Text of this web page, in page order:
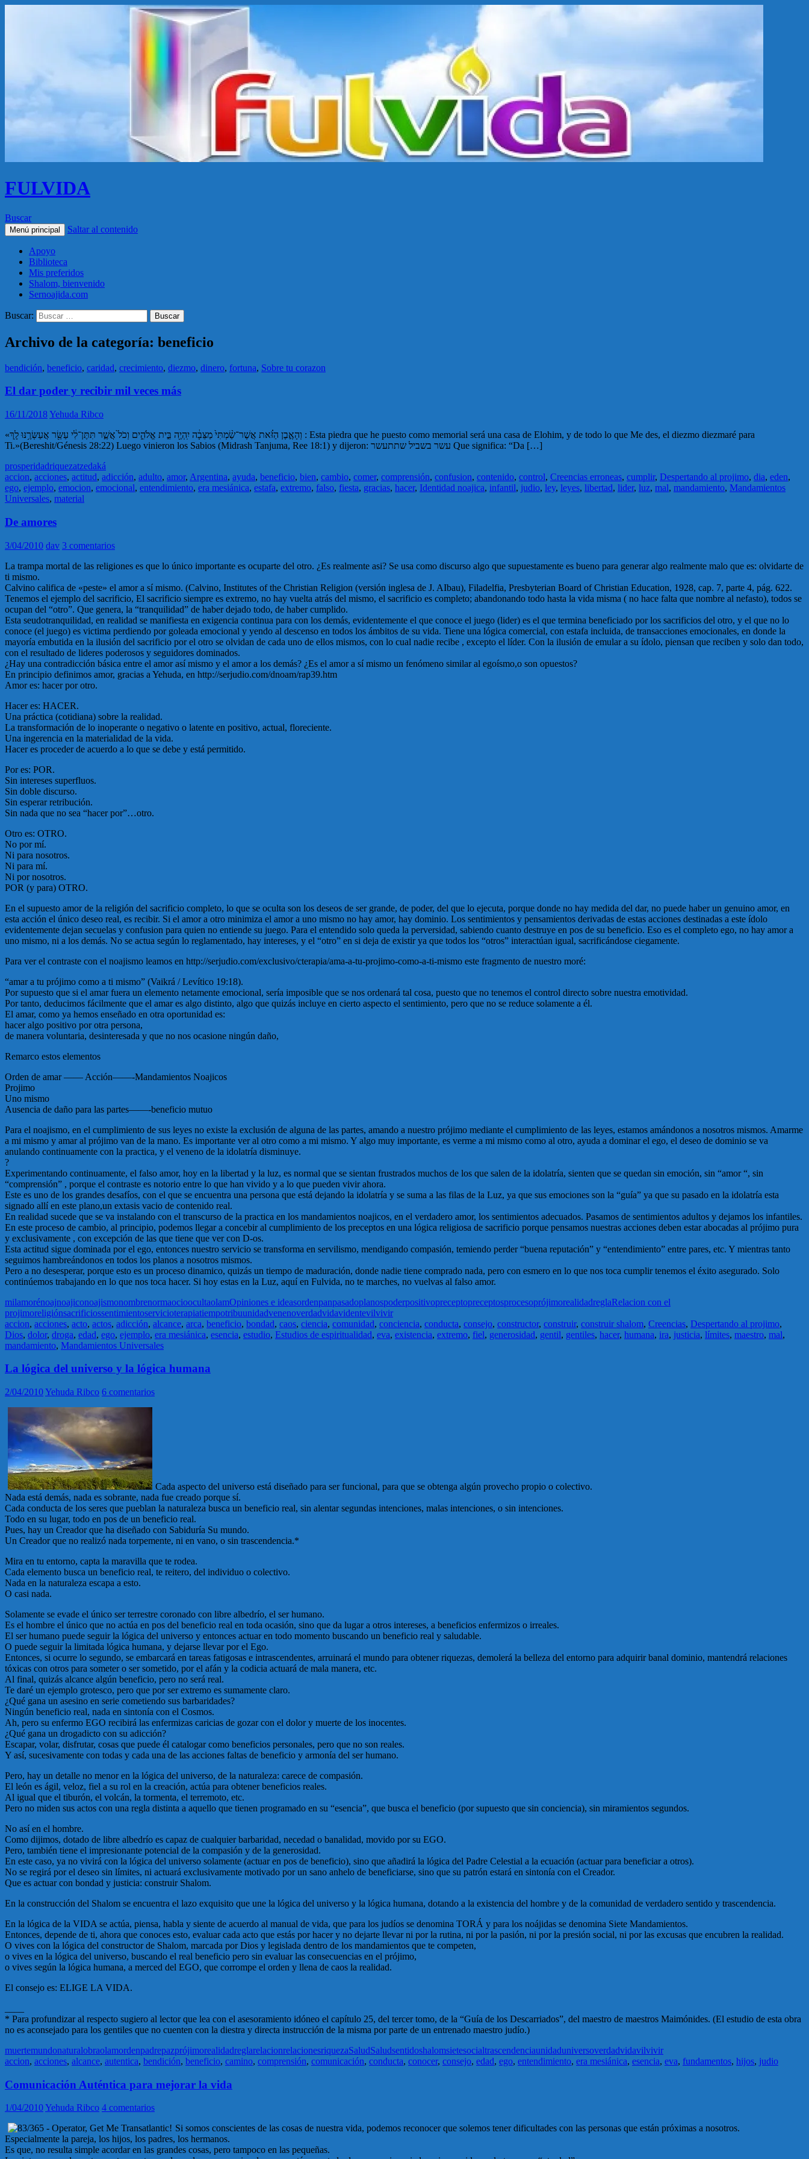
FULVIDA
Buscar
Menú principal Saltar al contenido
Apoyo
Biblioteca
Mis preferidos
Shalom, bienvenido
Sernoajida.com
Buscar:
Archivo de la categoría: beneficio
bendición, beneficio, caridad, crecimiento, diezmo, dinero, fortuna, Sobre tu corazon
El dar poder y recibir mil veces más
16/11/2018Yehuda Ribco
«וְהָאֶ֣בֶן הַזֹּ֗את אֲשֶׁר־שַׂ֨מְתִּי֙ מַצֵּבָ֔ה יִֽהְיֶ֖ה בֵּ֣ית אֱלֹהִ֑ים וְכֹל֙ אֲשֶׁ֣ר תִּתֶּן־לִ֔י עַשֵּׂ֖ר אֲעַשְּׂרֶ֥נּוּ לָֽךְ : Esta piedra que he puesto como memorial será una casa de Elohim, y de todo lo que Me des, el diezmo diezmaré para
Ti.»(Bereshit/Génesis 28:22) Luego vinieron los Sabios (Midrash Tanjuma, Ree 18:1) y dijeron: עשר בשביל שתתעשר Que significa: “Da […]
prosperidadriquezatzedaká
accion, acciones, actitud, adicción, adulto, amor, Argentina, ayuda, beneficio, bien, cambio, comer, comprensión, confusion, contenido, control, Creencias erroneas, cumplir, Despertando al projimo, dia, eden,
ego, ejemplo, emocion, emocional, entendimiento, era mesiánica, estafa, extremo, falso, fiesta, gracias, hacer, Identidad noajica, infantil, judio, ley, leyes, libertad, lider, luz, mal, mandamiento, Mandamientos
Universales, material
De amores
3/04/2010 dav 3 comentarios
La trampa mortal de las religiones es que lo único importante es ocuparte del otro. ¿Es realmente asi? Se usa como discurso algo que supuestamente es bueno para generar algo realmente malo que es: olvidarte de
ti mismo.
Calvino califica de «peste» el amor a sí mismo. (Calvino, Institutes of the Christian Religion (versión inglesa de J. AIbau), Filadelfia, Presbyterian Board of Christian Education, 1928, cap. 7, parte 4, pág. 622.
Tenemos el ejemplo del sacrificio, El sacrificio siempre es extremo, no hay vuelta atrás del mismo, el sacrificio es completo; abandonando todo hasta la vida misma ( no hace falta que nombre al nefasto), todos se
ocupan del “otro”. Que genera, la “tranquilidad” de haber dejado todo, de haber cumplido.
Esta seudotranquilidad, en realidad se manifiesta en exigencia continua para con los demás, evidentemente el que conoce el juego (lider) es el que termina beneficiado por los sacrificios del otro, y el que no lo
conoce (el juego) es victima perdiendo por goleada emocional y yendo al descenso en todos los ámbitos de su vida. Tiene una lógica comercial, con estafa incluida, de transacciones emocionales, en donde la
mayoría embutida en la ilusión del sacrificio por el otro se olvidan de cada uno de ellos mismos, con lo cual nadie recibe , excepto el líder. Con la ilusión de emular a su ídolo, piensan que reciben y solo dan todo,
con el resultado de lideres poderosos y seguidores dominados.
¿Hay una contradicción básica entre el amor así mismo y el amor a los demás? ¿Es el amor a sí mismo un fenómeno similar al egoísmo,o son opuestos?
En principio definimos amor, gracias a Yehuda, en http://serjudio.com/dnoam/rap39.htm
Amor es: hacer por otro.
Hacer es: HACER.
Una práctica (cotidiana) sobre la realidad.
La transformación de lo inoperante o negativo o latente en positivo, actual, floreciente.
Una ingerencia en la materialidad de la vida.
Hacer es proceder de acuerdo a lo que se debe y está permitido.
Por es: POR.
Sin intereses superfluos.
Sin doble discurso.
Sin esperar retribución.
Sin nada que no sea “hacer por”…otro.
Otro es: OTRO.
No por mí.
Ni para nosotros.
Ni para mí.
Ni por nosotros.
POR (y para) OTRO.
En el supuesto amor de la religión del sacrificio completo, lo que se oculta son los deseos de ser grande, de poder, del que lo ejecuta, porque donde no hay medida del dar, no puede haber un genuino amor, en
esta acción el único deseo real, es recibir. Si el amor a otro minimiza el amor a uno mismo no hay amor, hay dominio. Los sentimientos y pensamientos derivadas de estas acciones destinadas a este ídolo
evidentemente dejan secuelas y confusion para quien no entiende su juego. Para el entendido solo queda la perversidad, sabiendo cuanto destruye en pos de su beneficio. Eso es el completo ego, no hay amor a
uno mismo, ni a los demás. No se actua según lo reglamentado, hay intereses, y el “otro” en si deja de existir ya que todos los “otros” interactúan igual, sacrificándose ciegamente.
Para ver el contraste con el noajismo leamos en http://serjudio.com/exclusivo/cterapia/ama-a-tu-projimo-como-a-ti-mismo este fragmento de nuestro moré:
“amar a tu prójimo como a ti mismo” (Vaikrá / Levítico 19:18).
Por supuesto que si el amar fuera un elemento netamente emocional, sería imposible que se nos ordenará tal cosa, puesto que no tenemos el control directo sobre nuestra emotividad.
Por tanto, deducimos fácilmente que el amar es algo distinto, algo que quizás incluye en cierto aspecto el sentimiento, pero que no se reduce solamente a él.
El amar, como ya hemos enseñado en otra oportunidad es:
hacer algo positivo por otra persona,
de manera voluntaria, desinteresada y que no nos ocasione ningún daño,
Remarco estos elementos
Orden de amar —— Acción——-Mandamientos Noajicos
Projimo
Uno mismo
Ausencia de daño para las partes——-beneficio mutuo
Para el noajismo, en el cumplimiento de sus leyes no existe la exclusión de alguna de las partes, amando a nuestro prójimo mediante el cumplimiento de las leyes, estamos amándonos a nosotros mismos. Amarme
a mi mismo y amar al prójimo van de la mano. Es importante ver al otro como a mi mismo. Y algo muy importante, es verme a mi mismo como al otro, ayuda a dominar el ego, el deseo de dominio se va
anulando continuamente con la practica, y el veneno de la idolatría disminuye.
?
Experimentando continuamente, el falso amor, hoy en la libertad y la luz, es normal que se sientan frustrados muchos de los que salen de la idolatría, sienten que se quedan sin emoción, sin “amor “, sin
“comprensión” , porque el contraste es notorio entre lo que han vivido y a lo que pueden vivir ahora.
Este es uno de los grandes desafíos, con el que se encuentra una persona que está dejando la idolatría y se suma a las filas de la Luz, ya que sus emociones son la “guía” ya que su pasado en la idolatría esta
signado allí en este plano,un extasis vacio de contenido real.
En realidad sucede que se va instalando con el transcurso de la practica en los mandamientos noajicos, en el verdadero amor, los sentimientos adecuados. Pasamos de sentimientos adultos y dejamos los infantiles.
En este proceso de cambio, al principio, podemos llegar a concebir al cumplimiento de los preceptos en una lógica religiosa de sacrificio porque pensamos nuestras acciones deben estar abocadas al prójimo pura
y exclusivamente , con excepción de las que tiene que ver con D-os.
Esta actitud sigue dominada por el ego, entonces nuestro servicio se transforma en servilismo, mendigando compasión, temiendo perder “buena reputación” y “entendimiento” entre pares, etc. Y mientras tanto
seguimos hambreándonos en todos los planos a nosotros mismos.
Pero a no desesperar, porque esto es un proceso dinamico, quizás un tiempo de maduración, donde nadie tiene comprado nada, pero con esmero en lo que nos toca cumplir tenemos el éxito asegurado. Solo
continúemos trabajando en lo que nos toca hacer. Si hoy estas en la Luz, aquí en Fulvida, no te marches, no vuelvas al falso amor.
milamorénoajnoajiconoajismonombrenormaocioocultaolamOpiniones e ideasordenpanpasadoplanospoderpositivopreceptopreceptosprocesoprójimorealidadreglaRelacion con el
projimoreligiónsacrificiossentimientoservicioterapiatiempotribuunidadvenenoverdadvidavidentevilvivir
accion, acciones, acto, actos, adicción, alcance, arca, beneficio, bondad, caos, ciencia, comunidad, conciencia, conducta, consejo, constructor, construir, construir shalom, Creencias, Despertando al projimo,
Dios, dolor, droga, edad, ego, ejemplo, era mesiánica, esencia, estudio, Estudios de espiritualidad, eva, existencia, extremo, fiel, generosidad, gentil, gentiles, hacer, humana, ira, justicia, límites, maestro, mal,
mandamiento, Mandamientos Universales
La lógica del universo y la lógica humana
2/04/2010Yehuda Ribco 6 comentarios
Cada aspecto del universo está diseñado para ser funcional, para que se obtenga algún provecho propio o colectivo.
Nada está demás, nada es sobrante, nada fue creado porque sí.
Cada conducta de los seres que pueblan la naturaleza busca un beneficio real, sin alentar segundas intenciones, malas intenciones, o sin intenciones.
Todo en su lugar, todo en pos de un beneficio real.
Pues, hay un Creador que ha diseñado con Sabiduría Su mundo.
Un Creador que no realizó nada torpemente, ni en vano, o sin trascendencia.*
Mira en tu entorno, capta la maravilla que te rodea.
Cada elemento busca un beneficio real, te reitero, del individuo o colectivo.
Nada en la naturaleza escapa a esto.
O casi nada.
Solamente se evade el único ser terrestre coronado con libre albedrío, el ser humano.
Es el hombre el único que no actúa en pos del beneficio real en toda ocasión, sino que da lugar a otros intereses, a beneficios enfermizos o irreales.
El ser humano puede seguir la lógica del universo y entonces actuar en todo momento buscando un beneficio real y saludable.
O puede seguir la limitada lógica humana, y dejarse llevar por el Ego.
Entonces, si ocurre lo segundo, se embarcará en tareas fatigosas e intrascendentes, arruinará el mundo para obtener riquezas, demolerá la belleza del entorno para adquirir banal dominio, mantendrá relaciones
tóxicas con otros para someter o ser sometido, por el afán y la codicia actuará de mala manera, etc.
Al final, quizás alcance algún beneficio, pero no será real.
Te daré un ejemplo grotesco, pero que por ser extremo es sumamente claro.
¿Qué gana un asesino en serie cometiendo sus barbaridades?
Ningún beneficio real, nada en sintonía con el Cosmos.
Ah, pero su enfermo EGO recibirá las enfermizas caricias de gozar con el dolor y muerte de los inocentes.
¿Qué gana un drogadicto con su adicción?
Escapar, volar, disfrutar, cosas que puede él catalogar como beneficios personales, pero que no son reales.
Y así, sucesivamente con todas y cada una de las acciones faltas de beneficio y armonía del ser humano.
Pero, hay un detalle no menor en la lógica del universo, de la naturaleza: carece de compasión.
El león es ágil, veloz, fiel a su rol en la creación, actúa para obtener beneficios reales.
Al igual que el tiburón, el volcán, la tormenta, el terremoto, etc.
Pero no miden sus actos con una regla distinta a aquello que tienen programado en su “esencia”, que busca el beneficio (por supuesto que sin conciencia), sin miramientos segundos.
No así en el hombre.
Como dijimos, dotado de libre albedrío es capaz de cualquier barbaridad, necedad o banalidad, movido por su EGO.
Pero, también tiene el impresionante potencial de la compasión y de la generosidad.
En este caso, ya no vivirá con la lógica del universo solamente (actuar en pos de beneficio), sino que añadirá la lógica del Padre Celestial a la ecuación (actuar para beneficiar a otros).
No se regirá por el deseo sin límites, ni actuará exclusivamente motivado por un sano anhelo de beneficiarse, sino que su patrón estará en sintonía con el Creador.
Que es actuar con bondad y justicia: construir Shalom.
En la construcción del Shalom se encuentra el lazo exquisito que une la lógica del universo y la lógica humana, dotando a la existencia del hombre y de la comunidad de verdadero sentido y trascendencia.
En la lógica de la VIDA se actúa, piensa, habla y siente de acuerdo al manual de vida, que para los judíos se denomina TORÁ y para los noájidas se denomina Siete Mandamientos.
Entonces, depende de ti, ahora que conoces esto, evaluar cada acto que estás por hacer y no dejarte llevar ni por la rutina, ni por la pasión, ni por la presión social, ni por las excusas que encubren la realidad.
O vives con la lógica del constructor de Shalom, marcada por Dios y legislada dentro de los mandamientos que te competen,
o vives en la lógica del universo, buscando el real beneficio pero sin evaluar las consecuencias en el prójimo,
o vives según la lógica humana, a merced del EGO, que corrompe el orden y llena de caos la realidad.
El consejo es: ELIGE LA VIDA.
* Para profundizar al respecto sugiero al lector que lea con el asesoramiento idóneo el capítulo 25, del tercer tomo, de la “Guía de los Descarriados”, del maestro de maestros Maimónides. (El estudio de esta obra
no es aconsejado para los gentiles que no cuenten con la diestra y directa instrucción de la misma por parte de un entrenado maestro judío.)
muertemundonaturalobraolamordenpadrepazprójimorealidadreglarelacionrelacionesriquezaSaludSaludsentidoshalomsietesocialtrascendenciaunidaduniversoverdadvidavilvivir
accion, acciones, alcance, autentica, bendición, beneficio, camino, comprensión, comunicación, conducta, conocer, consejo, edad, ego, entendimiento, era mesiánica, esencia, eva, fundamentos, hijos, judio
Comunicación Auténtica para mejorar la vida
1/04/2010Yehuda Ribco 4 comentarios
Si somos conscientes de las cosas de nuestra vida, podemos reconocer que solemos tener dificultades con las personas que están próximas a nosotros.
Especialmente la pareja, los hijos, los padres, los hermanos.
Es que, no resulta simple acordar en las grandes cosas, pero tampoco en las pequeñas.